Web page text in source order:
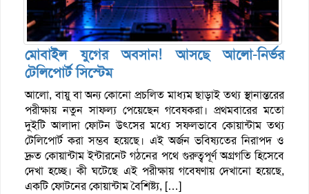
মোবাইল যুগের অবসান! আসছে আলো-নির্ভর
টেলিপোর্ট সিস্টেম
আলো, বায়ু বা অন্য কোনো প্রচলিত মাধ্যম ছাড়াই তথ্য স্থানান্তরের
পরীক্ষায় নতুন সাফল্য পেয়েছেন গবেষকরা। প্রথমবারের মতো
দুইটি আলাদা ফোটন উৎসের মধ্যে সফলভাবে কোয়ান্টাম তথ্য
টেলিপোর্ট করা সম্ভব হয়েছে। এই অর্জন ভবিষ্যতের নিরাপদ ও
দ্রুত কোয়ান্টাম ইন্টারনেট গঠনের পথে গুরুত্বপূর্ণ অগ্রগতি হিসেবে
দেখা হচ্ছে। কী ঘটেছে এই পরীক্ষায় গবেষণায় দেখানো হয়েছে,
একটি ফোটনের কোয়ান্টাম বৈশিষ্ট্য, […]